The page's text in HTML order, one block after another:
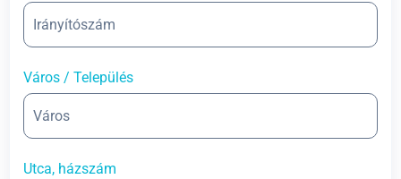
Város / Település
Utca, házszám